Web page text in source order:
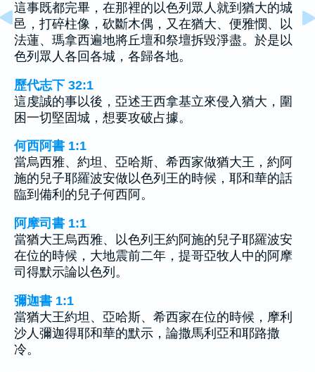
這事既都完畢，在那裡的以色列眾人就到猶大的城
邑，打碎柱像，砍斷木偶，又在猶大、便雅憫、以
法蓮、瑪拿西遍地將丘壇和祭壇拆毀淨盡。於是以
色列眾人各回各城，各歸各地。
歷代志下 32:1
這虔誠的事以後，亞述王西拿基立來侵入猶大，圍
困一切堅固城，想要攻破占據。
何西阿書 1:1
當烏西雅、約坦、亞哈斯、希西家做猶大王，約阿
施的兒子耶羅波安做以色列王的時候，耶和華的話
臨到備利的兒子何西阿。
阿摩司書 1:1
當猶大王烏西雅、以色列王約阿施的兒子耶羅波安
在位的時候，大地震前二年，提哥亞牧人中的阿摩
司得默示論以色列。
彌迦書 1:1
當猶大王約坦、亞哈斯、希西家在位的時候，摩利
沙人彌迦得耶和華的默示，論撒馬利亞和耶路撒
冷。